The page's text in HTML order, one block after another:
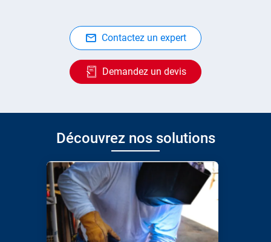
Contactez un expert
Demandez un devis
Découvrez nos solutions